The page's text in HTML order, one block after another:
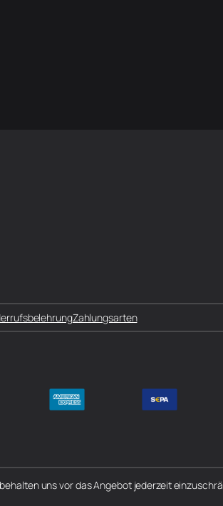
Zahlungsarten
uns vor das Angebot jederzeit